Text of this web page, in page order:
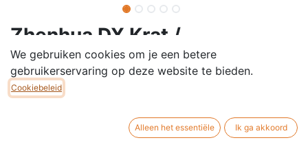
Zhenhua DX Krat /
Bouwpakket Special Model
✔ Retro Dx-design
✔ Verkrijgbaar in klasse A & B
✔ CE-conform & zelfbouw met startklare controle
We gebruiken cookies om je een betere
gebruikerservaring op deze website te bieden.
Cookiebeleid
Alleen het essentiële Ik ga akkoord